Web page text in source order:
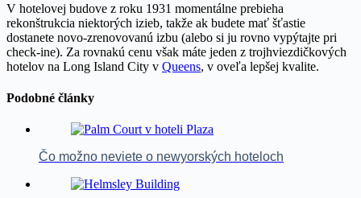
V hotelovej budove z roku 1931 momentálne prebieha
rekonštrukcia niektorých izieb, takže ak budete mať šťastie
dostanete novo-zrenovovanú izbu (alebo si ju rovno vypýtajte pri
check-ine). Za rovnakú cenu však máte jeden z trojhviezdičkových
hotelov na Long Island City v Queens, v oveľa lepšej kvalite.
Podobné články
Čo možno neviete o newyorských hoteloch